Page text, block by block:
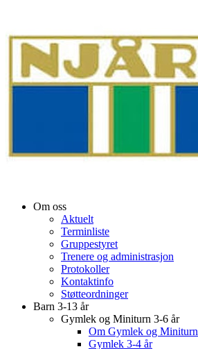
Om oss
Aktuelt
Terminliste
Gruppestyret
Trenere og administrasjon
Protokoller
Kontaktinfo
Støtteordninger
Barn 3-13 år
Gymlek og Miniturn 3-6 år
Om Gymlek og Miniturn
Gymlek 3-4 år